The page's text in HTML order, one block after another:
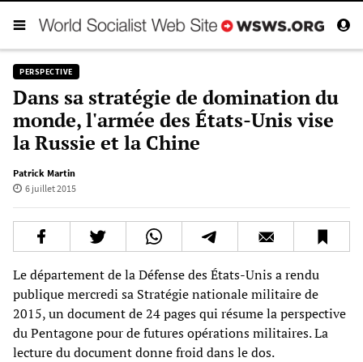
PERSPECTIVE
Dans sa stratégie de domination du
monde, l'armée des États-Unis vise
la Russie et la Chine
Patrick Martin
6 juillet 2015
Le département de la Défense des États-Unis a rendu
publique mercredi sa Stratégie nationale militaire de
2015, un document de 24 pages qui résume la perspective
du Pentagone pour de futures opérations militaires. La
lecture du document donne froid dans le dos.